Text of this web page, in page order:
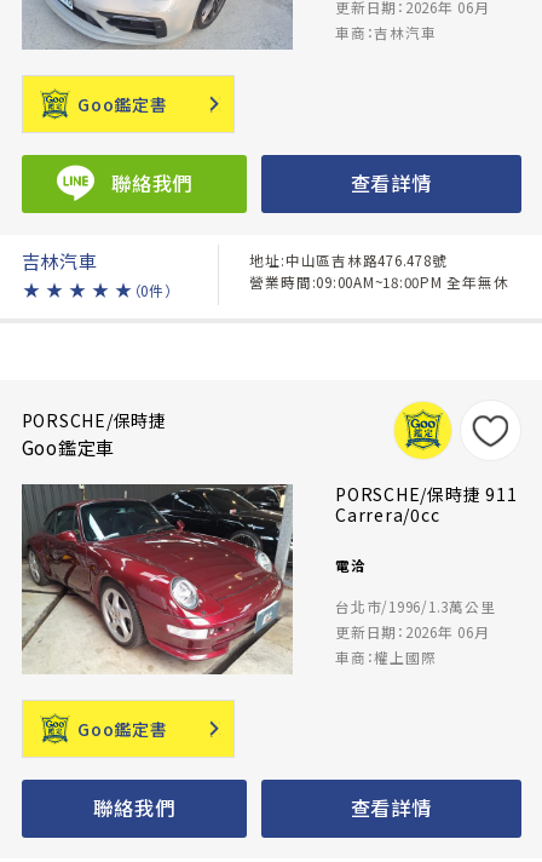
更新日期：2026年 06月
車商：吉林汽車
Goo鑑定書
聯絡我們 查看詳情
吉林汽車
★ ★ ★ ★ ★ （0件）
地址:中山區吉林路476.478號
營業時間:09:00AM~18:00PM 全年無休
PORSCHE/保時捷
Goo鑑定車
PORSCHE/保時捷 911
Carrera/0cc
電洽
台北市/1996/1.3萬公里
更新日期：2026年 06月
車商：權上國際
Goo鑑定書
聯絡我們 查看詳情